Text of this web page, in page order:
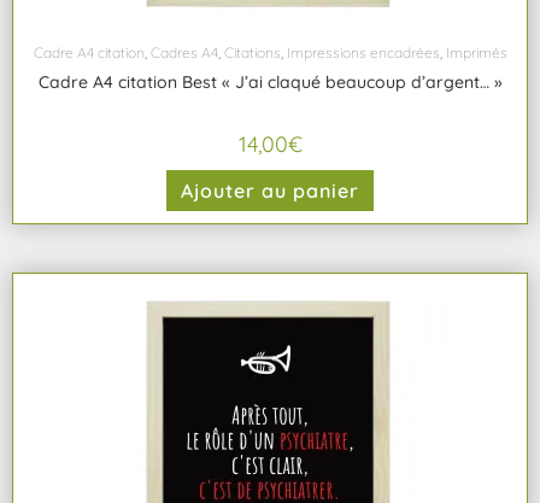
Cadre A4 citation, Cadres A4, Citations, Impressions encadrées, Imprimés
Cadre A4 citation Best « J’ai claqué beaucoup d’argent… »
14,00€
Ajouter au panier